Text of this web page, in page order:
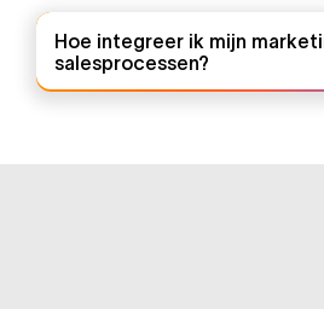
Hoe integreer ik mijn
salesprocessen?